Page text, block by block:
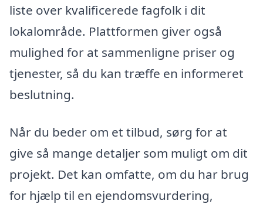
liste over kvalificerede fagfolk i dit
lokalområde. Plattformen giver også
mulighed for at sammenligne priser og
tjenester, så du kan træffe en informeret
beslutning.
Når du beder om et tilbud, sørg for at
give så mange detaljer som muligt om dit
projekt. Det kan omfatte, om du har brug
for hjælp til en ejendomsvurdering,